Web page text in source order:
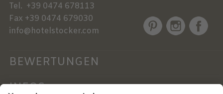
Tel. +39 0474 678113
Fax +39 0474 679030
info@hotelstocker.com
BEWERTUNGEN
INFOS